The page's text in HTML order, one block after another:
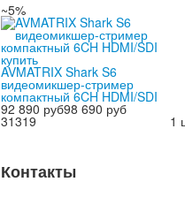
~5%
AVMATRIX Shark S6
видеомикшер-стример
компактный 6CH HDMI/SDI
92 890 руб98 690 руб
1
31319
Контакты